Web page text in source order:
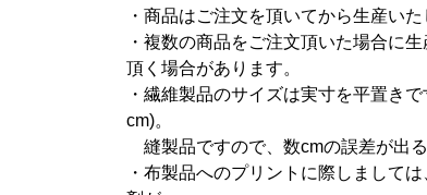
・商品はご注文を頂いてから生産いた
・複数の商品をご注文頂いた場合に
頂く場合があります。
・繊維製品のサイズは実寸を平置き
cm)。
縫製品ですので、数cmの誤差が出る
・布製品へのプリントに際しまして